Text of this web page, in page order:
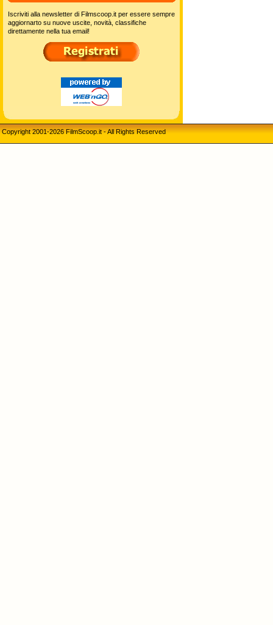
Iscriviti alla newsletter di Filmscoop.it per essere sempre
aggiornarto su nuove uscite, novità, classifiche
direttamente nella tua email!
Copyright 2001-2026 FilmScoop.it - All Rights Reserved